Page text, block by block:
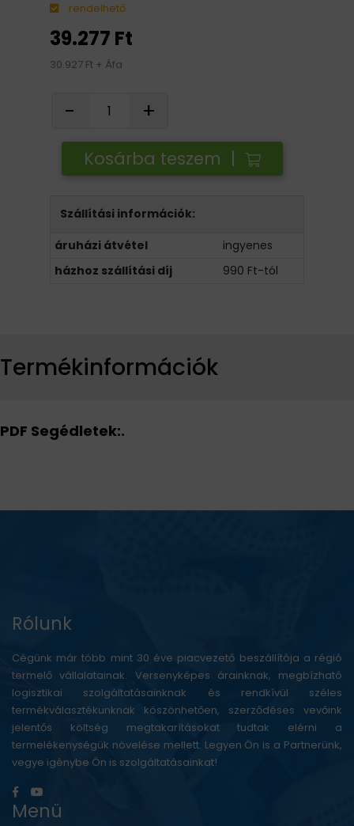
rendelhető
39.277 Ft
30.927 Ft + Áfa
- +
Kosárba teszem |
Szállítási információk:
áruházi átvétel
ingyenes
házhoz szállítási díj
990 Ft-tól
Termékinformációk
PDF Segédletek:.
Rólunk
Cégünk már több mint 30 éve piacvezető beszállítója a régió
termelő vállalatainak. Versenyképes árainknak, megbízható
logisztikai szolgáltatásainknak és rendkívül széles
termékválasztékunknak köszönhetően, szerződéses vevőink
jelentős költség megtakarításokat tudtak elérni a
termelékenységük növelése mellett. Legyen Ön is a Partnerünk,
vegye igénybe Ön is szolgáltatásainkat!
Menü